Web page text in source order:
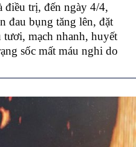
điều trị, đến ngày 4/4,
đau bụng tăng lên, đặt
tươi, mạch nhanh, huyết
sốc mất máu nghi do